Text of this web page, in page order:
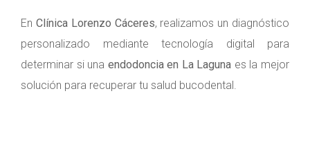
En Clínica Lorenzo Cáceres, realizamos un diagnóstico
personalizado mediante tecnología digital para
determinar si una endodoncia en La Laguna es la mejor
solución para recuperar tu salud bucodental.